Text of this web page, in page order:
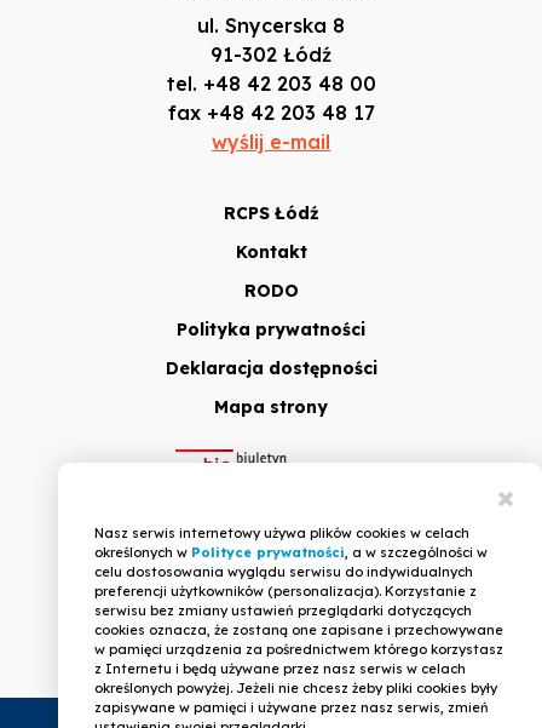
ul. Snycerska 8
91-302 Łódź
tel. +48 42 203 48 00
fax +48 42 203 48 17
wyślij e-mail
RCPS Łódź
Kontakt
RODO
Polityka prywatności
Deklaracja dostępności
Mapa strony
Nasz serwis internetowy używa plików cookies w celach
określonych w Polityce prywatności, a w szczególności w
celu dostosowania wyglądu serwisu do indywidualnych
preferencji użytkowników (personalizacja). Korzystanie z
serwisu bez zmiany ustawień przeglądarki dotyczących
cookies oznacza, że zostaną one zapisane i przechowywane
w pamięci urządzenia za pośrednictwem którego korzystasz
z Internetu i będą używane przez nasz serwis w celach
określonych powyżej. Jeżeli nie chcesz żeby pliki cookies były
zapisywane w pamięci i używane przez nasz serwis, zmień